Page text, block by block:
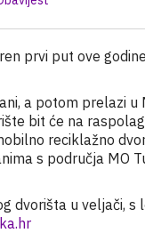
prvi put ove
a potom prelazi
bit će na
reciklažno
s područja MO
dvorišta u veljači,